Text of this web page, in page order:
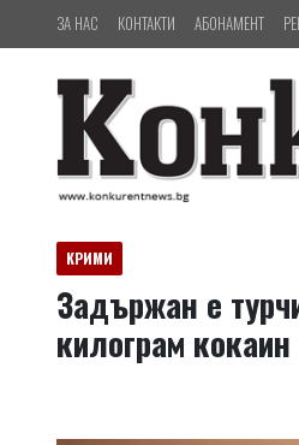
ЗА НАС КОНТАКТИ АБОНАМЕНТ
КРИМИ
Задържан е
килограм кокаин